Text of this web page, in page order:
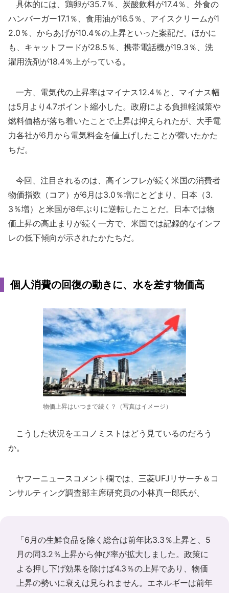
具体的には、鶏卵が35.7％、炭酸飲料が17.4％、外食の
ハンバーガー17.1％、食用油が16.5％、アイスクリームが1
2.0％、からあげが10.4％の上昇といった案配だ。ほかに
も、キャットフードが28.5％、携帯電話機が19.3％、洗
濯用洗剤が18.4％上がっている。
一方、電気代の上昇率はマイナス12.4％と、マイナス幅
は5月より4.7ポイント縮小した。政府による負担軽減策や
燃料価格が落ち着いたことで上昇は抑えられたが、大手電
力各社が6月から電気料金を値上げしたことが響いたかた
ちだ。
今回、注目されるのは、高インフレが続く米国の消費者
物価指数（コア）が6月は3.0％増にとどまり、日本（3.
3％増）と米国が8年ぶりに逆転したことだ。日本では物
価上昇の高止まりが続く一方で、米国では記録的なインフ
レの低下傾向が示されたかたちだ。
個人消費の回復の動きに、水を差す物価高
物価上昇はいつまで続く？（写真はイメージ）
こうした状況をエコノミストはどう見ているのだろう
か。
ヤフーニュースコメント欄では、三菱UFJリサーチ＆コ
ンサルティング調査部主席研究員の小林真一郎氏が、
「6月の生鮮食品を除く総合は前年比3.3％上昇と、5
月の同3.2％上昇から伸び率が拡大しました。政策に
よる押し下げ効果を除けば4.3％の上昇であり、物価
上昇の勢いに衰えは見られません。エネルギーは前年